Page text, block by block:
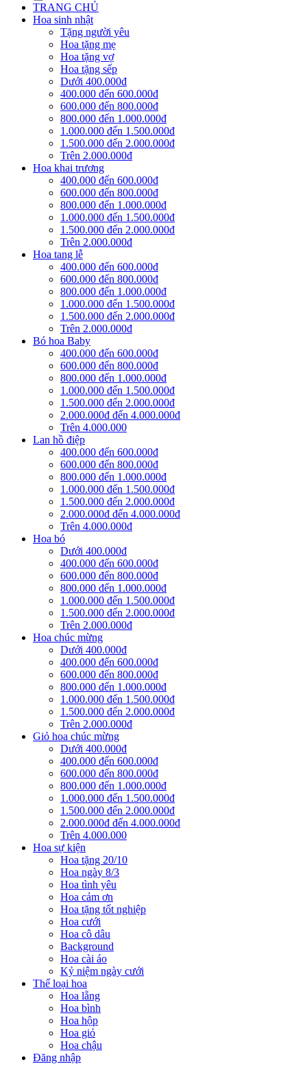
TRANG CHỦ
Hoa sinh nhật
Tặng người yêu
Hoa tặng mẹ
Hoa tặng vợ
Hoa tặng sếp
Dưới 400.000đ
400.000 đến 600.000đ
600.000 đến 800.000đ
800.000 đến 1.000.000đ
1.000.000 đến 1.500.000đ
1.500.000 đến 2.000.000đ
Trên 2.000.000đ
Hoa khai trương
400.000 đến 600.000đ
600.000 đến 800.000đ
800.000 đến 1.000.000đ
1.000.000 đến 1.500.000đ
1.500.000 đến 2.000.000đ
Trên 2.000.000đ
Hoa tang lễ
400.000 đến 600.000đ
600.000 đến 800.000đ
800.000 đến 1.000.000đ
1.000.000 đến 1.500.000đ
1.500.000 đến 2.000.000đ
Trên 2.000.000đ
Bó hoa Baby
400.000 đến 600.000đ
600.000 đến 800.000đ
800.000 đến 1.000.000đ
1.000.000 đến 1.500.000đ
1.500.000 đến 2.000.000đ
2.000.000đ đến 4.000.000đ
Trên 4.000.000
Lan hồ điệp
400.000 đến 600.000đ
600.000 đến 800.000đ
800.000 đến 1.000.000đ
1.000.000 đến 1.500.000đ
1.500.000 đến 2.000.000đ
2.000.000đ đến 4.000.000đ
Trên 4.000.000đ
Hoa bó
Dưới 400.000đ
400.000 đến 600.000đ
600.000 đến 800.000đ
800.000 đến 1.000.000đ
1.000.000 đến 1.500.000đ
1.500.000 đến 2.000.000đ
Trên 2.000.000đ
Hoa chúc mừng
Dưới 400.000đ
400.000 đến 600.000đ
600.000 đến 800.000đ
800.000 đến 1.000.000đ
1.000.000 đến 1.500.000đ
1.500.000 đến 2.000.000đ
Trên 2.000.000đ
Giỏ hoa chúc mừng
Dưới 400.000đ
400.000 đến 600.000đ
600.000 đến 800.000đ
800.000 đến 1.000.000đ
1.000.000 đến 1.500.000đ
1.500.000 đến 2.000.000đ
2.000.000đ đến 4.000.000đ
Trên 4.000.000
Hoa sự kiện
Hoa tặng 20/10
Hoa ngày 8/3
Hoa tình yêu
Hoa cảm ơn
Hoa tặng tốt nghiệp
Hoa cưới
Hoa cô dâu
Background
Hoa cài áo
Kỷ niệm ngày cưới
Thể loại hoa
Hoa lẵng
Hoa bình
Hoa hộp
Hoa giỏ
Hoa chậu
Đăng nhập